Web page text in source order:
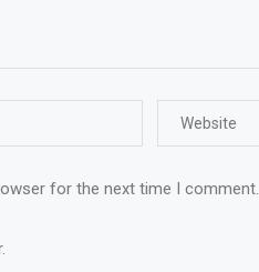
for the next time I comment.